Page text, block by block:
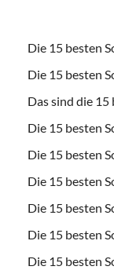
Die 15 besten
Die 15 besten
Das sind die 15
Die 15 besten
Die 15 besten
Die 15 besten
Die 15 besten
Die 15 besten
Die 15 besten